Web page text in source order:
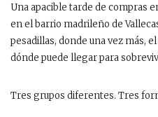
Una apacible tarde de compras
en el barrio madrileño de
pesadillas, donde una vez más,
dónde puede llegar para
Tres grupos diferentes. Tres